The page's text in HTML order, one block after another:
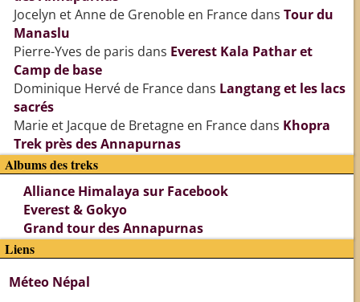
Jocelyn et Anne de Grenoble en Francedans Tour du
Manaslu
Pierre-Yves de paris dans Everest Kala Pathar et
Camp de base
Dominique Hervé de Francedans Langtang et les lacs
sacrés
Marie et Jacque de Bretagne en Francedans Khopra
Trek près des Annapurnas
Albums des treks
Alliance Himalaya sur Facebook
Everest & Gokyo
Grand tour des Annapurnas
Liens
Méteo Népal